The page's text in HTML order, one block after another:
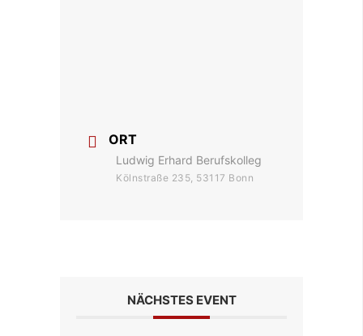
ORT
Ludwig Erhard Berufskolleg
Kölnstraße 235, 53117 Bonn
NÄCHSTES EVENT